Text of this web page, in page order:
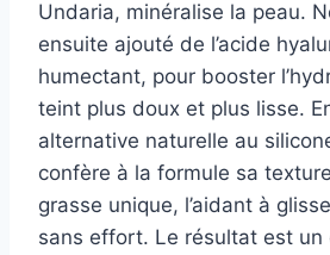
Undaria, minéralise la peau.
ensuite ajouté de l’acide
humectant, pour booster
teint plus doux et plus lisse.
alternative naturelle au
confère à la formule sa
grasse unique, l’aidant à
sans effort. Le résultat est un